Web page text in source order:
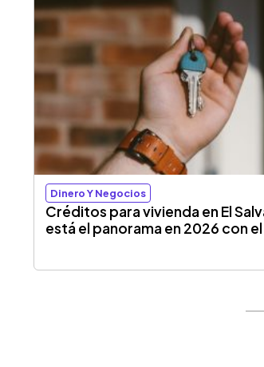
Dinero Y Negocios
Créditos para vivienda en El
está el panorama en 2026 con el